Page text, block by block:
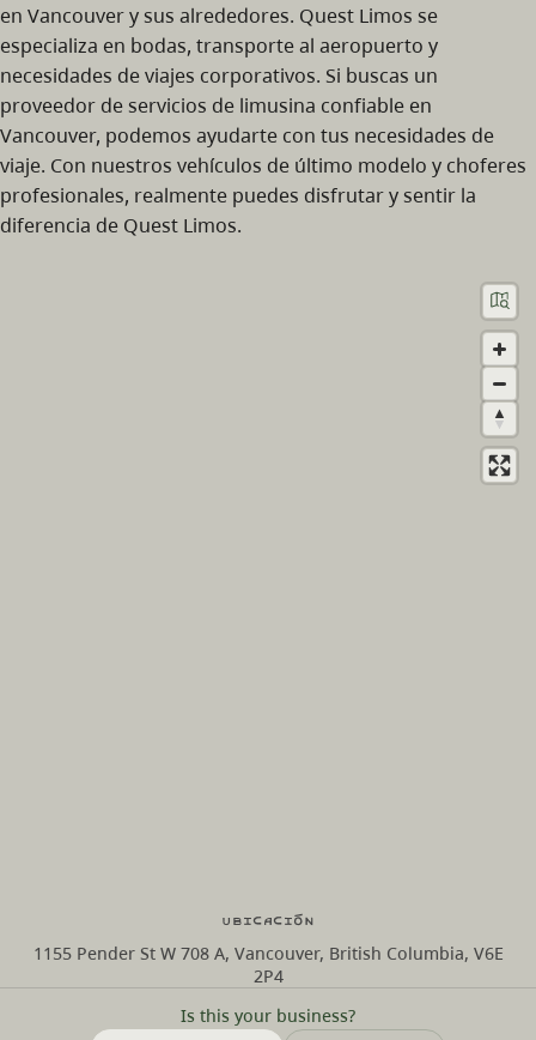
en Vancouver y sus alrededores. Quest Limos se
especializa en bodas, transporte al aeropuerto y
necesidades de viajes corporativos. Si buscas un
proveedor de servicios de limusina confiable en
Vancouver, podemos ayudarte con tus necesidades de
viaje. Con nuestros vehículos de último modelo y choferes
profesionales, realmente puedes disfrutar y sentir la
diferencia de Quest Limos.
Is this your business?
Ubicación
1155 Pender St W 708 A, Vancouver, British Columbia, V6E
2P4